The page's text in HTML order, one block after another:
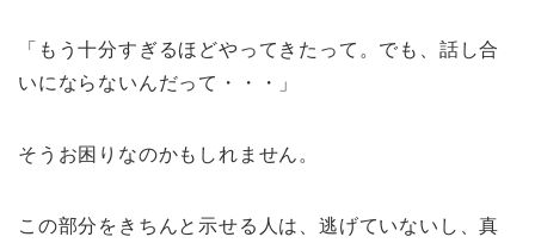
「もう十分すぎるほどやってきたって。でも、話し合
いにならないんだって・・・」
そうお困りなのかもしれません。
この部分をきちんと示せる人は、逃げていないし、真